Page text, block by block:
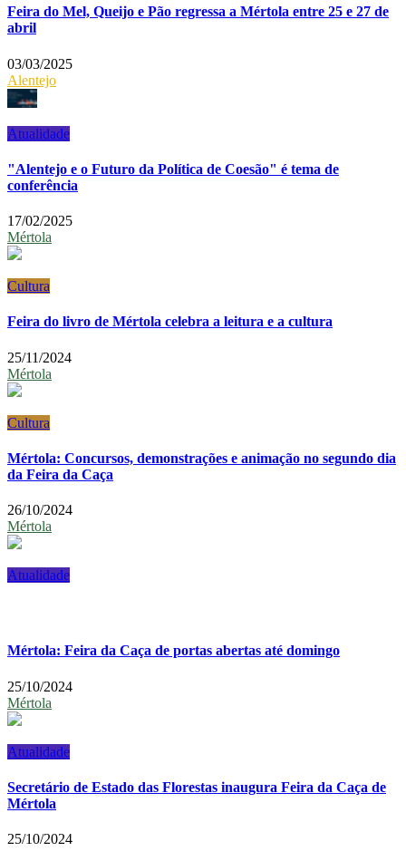
Feira do Mel, Queijo e Pão regressa a Mértola entre 25 e 27 de
abril
03/03/2025
Alentejo
Atualidade
"Alentejo e o Futuro da Política de Coesão" é tema de
conferência
17/02/2025
Mértola
Cultura
Feira do livro de Mértola celebra a leitura e a cultura
25/11/2024
Mértola
Cultura
Mértola: Concursos, demonstrações e animação no segundo dia
da Feira da Caça
26/10/2024
Mértola
Atualidade
Mértola: Feira da Caça de portas abertas até domingo
25/10/2024
Mértola
Atualidade
Secretário de Estado das Florestas inaugura Feira da Caça de
Mértola
25/10/2024